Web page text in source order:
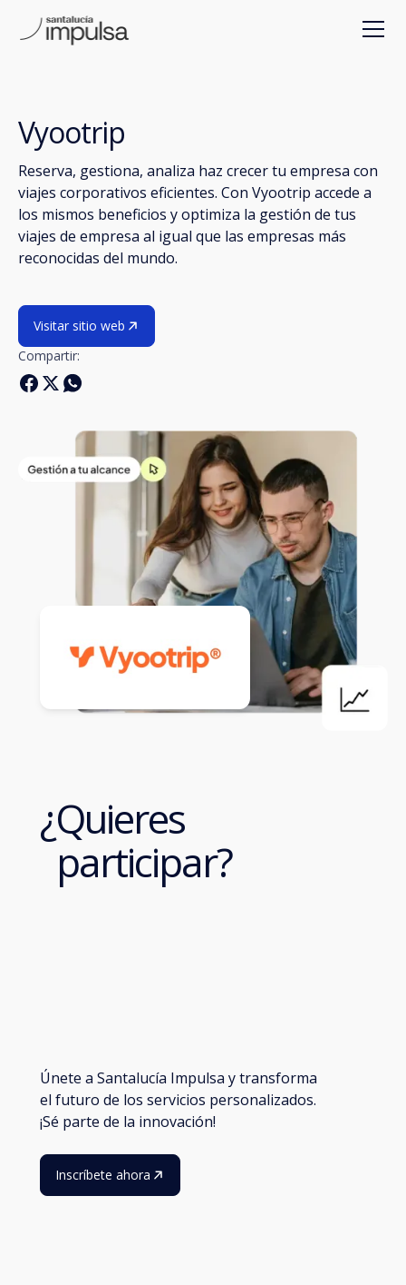
Vyootrip
Reserva, gestiona, analiza haz crecer tu empresa con
viajes corporativos eficientes. Con Vyootrip accede a
los mismos beneficios y optimiza la gestión de tus
viajes de empresa al igual que las empresas más
reconocidas del mundo.
Visitar sitio web
Compartir:
¿Quieres
participar?
Únete a Santalucía Impulsa y transforma
el futuro de los servicios personalizados.
¡Sé parte de la innovación!
Inscríbete ahora